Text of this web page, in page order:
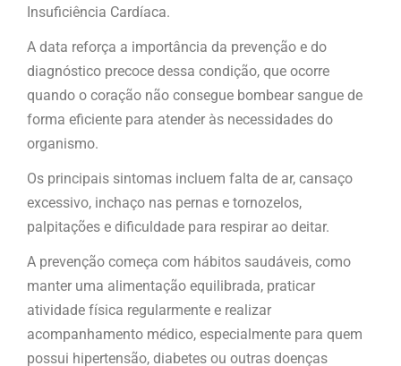
Insuficiência Cardíaca.
A data reforça a importância da prevenção e do
diagnóstico precoce dessa condição, que ocorre
quando o coração não consegue bombear sangue de
forma eficiente para atender às necessidades do
organismo.
Os principais sintomas incluem falta de ar, cansaço
excessivo, inchaço nas pernas e tornozelos,
palpitações e dificuldade para respirar ao deitar.
A prevenção começa com hábitos saudáveis, como
manter uma alimentação equilibrada, praticar
atividade física regularmente e realizar
acompanhamento médico, especialmente para quem
possui hipertensão, diabetes ou outras doenças